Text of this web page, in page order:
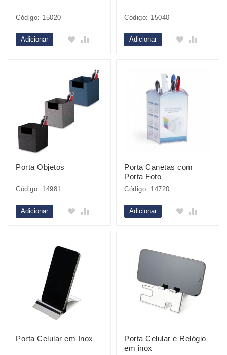
Código: 15020
Adicionar
Código: 15040
Adicionar
Porta Objetos
Código: 14981
Adicionar
Porta Canetas com
Porta Foto
Código: 14720
Adicionar
Porta Celular em Inox
Porta Celular e Relógio
em inox